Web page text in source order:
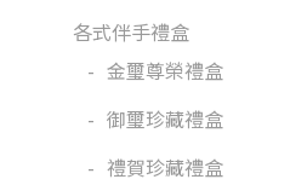
各式伴手禮盒
- 金璽尊榮禮盒
- 御璽珍藏禮盒
- 禮賀珍藏禮盒